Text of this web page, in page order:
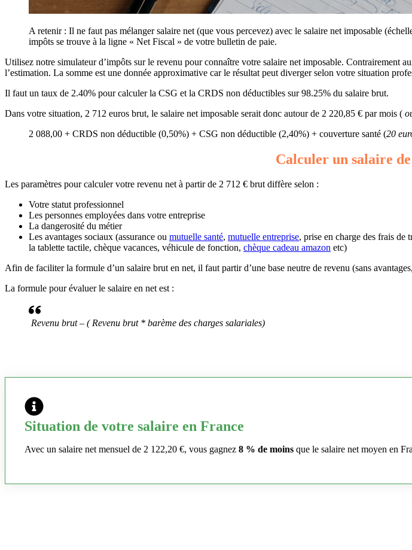
A retenir : Il ne faut pas mélanger salaire net (que vous percevez) avec le salaire net imposable
impôts se trouve à la ligne « Net Fiscal » de votre bulletin de paie.
Utilisez notre simulateur d’impôts sur le revenu pour connaître votre salaire net imposable. Contrairement
l’estimation. La somme est une donnée approximative car le résultat peut diverger selon votre situation
Il faut un taux de 2.40% pour calculer la CSG et la CRDS non déductibles sur 98.25% du salaire brut.
Dans votre situation, 2 712 euros brut, le salaire net imposable serait donc autour de 2 220,85 € par mois (
2 088,00 + CRDS non déductible (0,50%) + CSG non déductible (2,40%) + couverture santé (20
Calculer un salaire
Les paramètres pour calculer votre revenu net à partir de 2 712 € brut diffère selon :
Votre statut professionnel
Les personnes employées dans votre entreprise
La dangerosité du métier
Les avantages sociaux (assurance ou mutuelle santé, mutuelle entreprise, prise en charge des frais de
la tablette tactile, chèque vacances, véhicule de fonction, chèque cadeau amazon etc)
Afin de faciliter la formule d’un salaire brut en net, il faut partir d’une base neutre de revenu (sans
La formule pour évaluer le salaire en net est :
Revenu brut – ( Revenu brut * barème des charges salariales)
Situation de votre salaire en France
Avec un salaire net mensuel de 2 122,20 €, vous gagnez 8 % de moins que le salaire net moyen en